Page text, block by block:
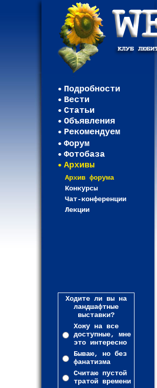
Подробности
Вести
Статьи
Объявления
Рекомендуем
Форум
Фотобаза
Архивы
Архив форума
Конкурсы
Чат-конференции
Лекции
Ходите ли вы на
ландшафтные
выставки?
Хожу на все
доступные, мне
это интересно
Бываю, но без
фанатизма
Считаю пустой
тратой времени